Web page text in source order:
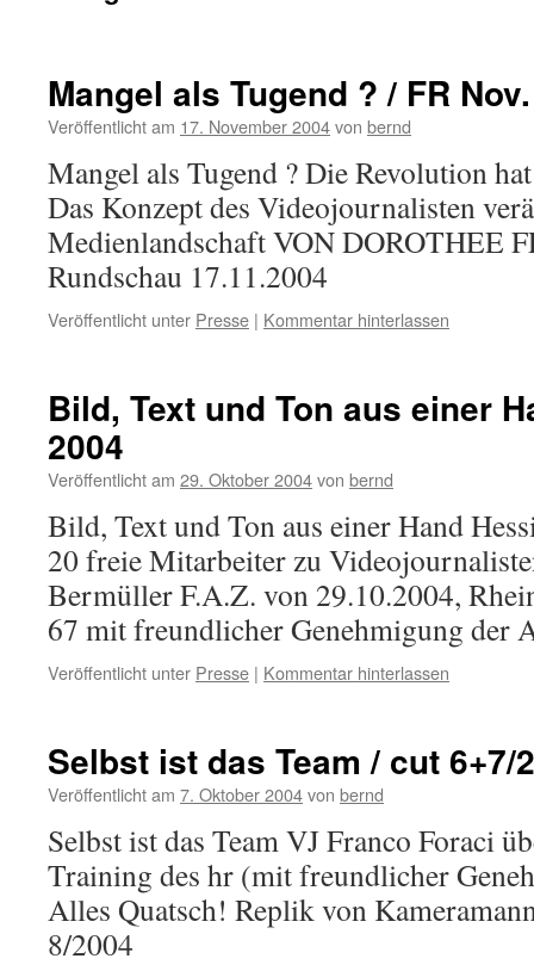
Mangel als Tugend ? / FR
Veröffentlicht am 17. November 2004von bernd
Mangel als Tugend ? Die Revolution
Das Konzept des Videojournalisten
Medienlandschaft VON DOROTHEE
Rundschau 17.11.2004
Veröffentlicht unter Presse | Kommentar hinterlassen
Bild, Text und Ton aus einer
2004
Veröffentlicht am 29. Oktober 2004von bernd
Bild, Text und Ton aus einer Hand
20 freie Mitarbeiter zu
Bermüller F.A.Z. von 29.10.2004,
67 mit freundlicher Genehmigung der
Veröffentlicht unter Presse | Kommentar hinterlassen
Selbst ist das Team / cut 6+7/
Veröffentlicht am 7. Oktober 2004von bernd
Selbst ist das Team VJ Franco Foraci
Training des hr (mit freundlicher
Alles Quatsch! Replik von
8/2004